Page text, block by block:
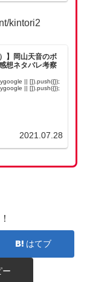
kintori2
】岡山天音のボ
想ネタバレ考察
|| []).push({});
|| []).push({});
2021.07.28
はてブ
ー